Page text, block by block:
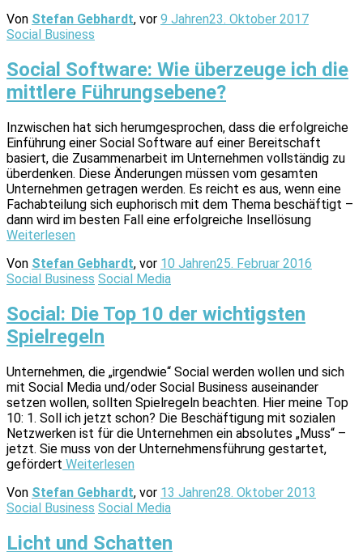
Von Stefan Gebhardt, vor 9 Jahren23. Oktober 2017
Social Business
Social Software: Wie überzeuge ich die
mittlere Führungsebene?
Inzwischen hat sich herumgesprochen, dass die erfolgreiche
Einführung einer Social Software auf einer Bereitschaft
basiert, die Zusammenarbeit im Unternehmen vollständig zu
überdenken. Diese Änderungen müssen vom gesamten
Unternehmen getragen werden. Es reicht es aus, wenn eine
Fachabteilung sich euphorisch mit dem Thema beschäftigt –
dann wird im besten Fall eine erfolgreiche Insellösung
Weiterlesen
Von Stefan Gebhardt, vor 10 Jahren25. Februar 2016
Social Business Social Media
Social: Die Top 10 der wichtigsten
Spielregeln
Unternehmen, die „irgendwie“ Social werden wollen und sich
mit Social Media und/oder Social Business auseinander
setzen wollen, sollten Spielregeln beachten. Hier meine Top
10: 1. Soll ich jetzt schon? Die Beschäftigung mit sozialen
Netzwerken ist für die Unternehmen ein absolutes „Muss“ –
jetzt. Sie muss von der Unternehmensführung gestartet,
gefördert Weiterlesen
Von Stefan Gebhardt, vor 13 Jahren28. Oktober 2013
Social Business Social Media
Licht und Schatten